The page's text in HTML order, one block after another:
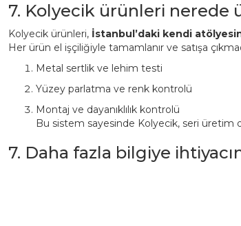
7. Kolyecik ürünleri nerede
Kolyecik ürünleri, İstanbul’daki kendi
Her ürün el işçiliğiyle tamamlanır ve satışa
Metal sertlik ve lehim testi
Yüzey parlatma ve renk kontrolü
Montaj ve dayanıklılık kontrolü
Bu sistem sayesinde Kolyecik, seri üretim
7. Daha fazla bilgiye